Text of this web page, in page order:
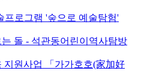
프로그램 '숲으로 예술탐험'
돌 - 석관동어린이역사탐방
지원사업 「가가호호(家加好